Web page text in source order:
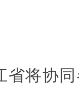
将协同